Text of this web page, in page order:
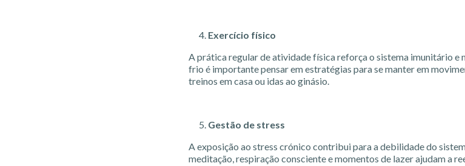
Exercício físico
A prática regular de atividade física reforça o sistema imunitário e
frio é importante pensar em estratégias para se manter em
treinos em casa ou idas ao ginásio.
Gestão de stress
A exposição ao stress crónico contribui para a debilidade do
meditação, respiração consciente e momentos de lazer ajudam a